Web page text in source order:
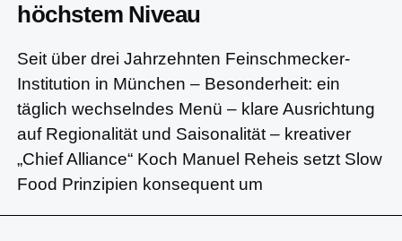
höchstem Niveau
Seit über drei Jahrzehnten Feinschmecker-
Institution in München – Besonderheit: ein
täglich wechselndes Menü – klare Ausrichtung
auf Regionalität und Saisonalität – kreativer
„Chief Alliance“ Koch Manuel Reheis setzt Slow
Food Prinzipien konsequent um